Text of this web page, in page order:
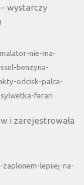
wystarczy
nie-ma-
benzyna-
odcisk-palca-
ferari
i zarejestrowała
lepiiej-na-